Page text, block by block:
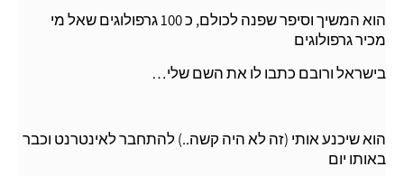
הוא המשיך וסיפר שפנה לכולם, כ 100 גרפולוגים שאל מי
מכיר גרפולוגים
בישראל ורובם כתבו לו את השם שלי…
הוא שיכנע אותי (זה לא היה קשה..) להתחבר לאינטרנט וכבר
באותו יום